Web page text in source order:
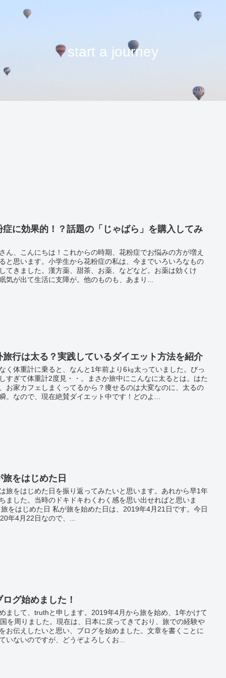
start a journey
症に効果的！？話題の「じゃばら」を購入してみ
ん、こんにちは！これからの時期、花粉症でお悩みの方が増え
と思います。小学生から花粉症の私は、今までいろいろなもの
てきました。漢方薬、甜茶、お薬、などなど。お薬は効くけ
気が出て生活に支障が。他のものも、あまり...
旅行は太る？実践しているダイエット方法を紹介
く体重計に乗ると、なんと1年前より6㎏太っていました。びっ
すぎて体重計2度見・・。まさか旅中にこんなに太るとは。はた
お家カフェしまくってるから？痩せるのは大変なのに、太るの
。なので、現在絶賛ダイエット中です！どのよ...
旅をはじめた日
旅をはじめた日を振り返ってみたいと思います。あれから早1年
ました。当時のドキドキわくわく感を思い出せればと思いま
をはじめた日 私が旅を始めた日は、2019年4月21日です。今日
年4月22日なので、...
ログ始めました！
まして、truthと申します。2019年4月から旅を始め、1年かけて
を周りました。現在は、日本に戻ってきており、旅での経験や
お伝えしたいと思い、ブログを始めました。文章を書くことに
いないのですが、どうぞよろしくお...